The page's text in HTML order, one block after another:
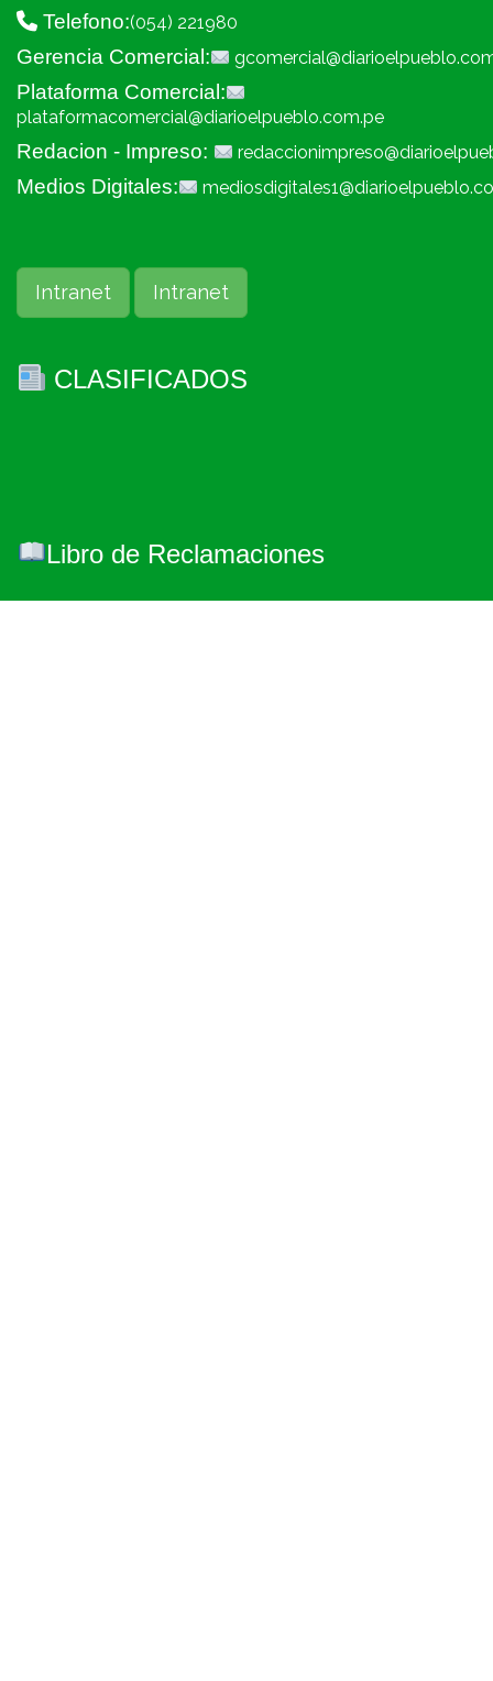
Telefono:(054) 221980
Gerencia Comercial:
Plataforma Comercial:
plataformacomercial@diarioelpueblo.com.pe
Redacion - Impreso:
Medios Digitales:
Intranet Intranet
CLASIFICADOS
Libro de Reclamaciones